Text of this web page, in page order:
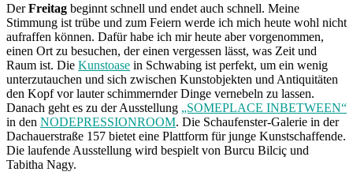
DerFreitag beginnt schnell und endet auch schnell. Meine
Stimmung ist trübe und zum Feiern werde ich mich heute wohl nicht
aufraffen können. Dafür habe ich mir heute aber vorgenommen,
einen Ort zu besuchen, der einen vergessen lässt, was Zeit und
Raum ist. Die Kunstoase in Schwabing ist perfekt, um ein wenig
unterzutauchen und sich zwischen Kunstobjekten und Antiquitäten
den Kopf vor lauter schimmernder Dinge vernebeln zu lassen.
Danach geht es zu der Ausstellung „SOMEPLACE INBETWEEN“
in den NODEPRESSIONROOM. Die Schaufenster-Galerie in der
Dachauerstraße 157 bietet eine Plattform für junge Kunstschaffende.
Die laufende Ausstellung wird bespielt von Burcu Bilciç und
Tabitha Nagy.